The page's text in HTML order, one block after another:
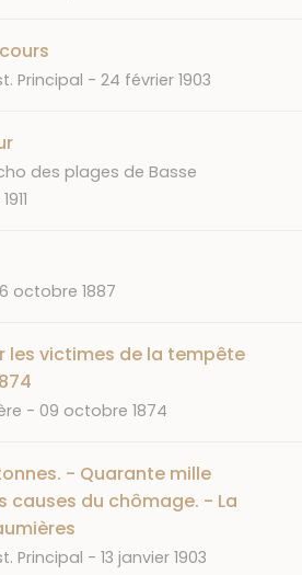
Principal DATE
24 février 1903
des plages de Basse
octobre 1887
les victimes de la tempête
DATE
09 octobre 1874
- Quarante mille
causes du chômage. - La
Principal DATE
13 janvier 1903